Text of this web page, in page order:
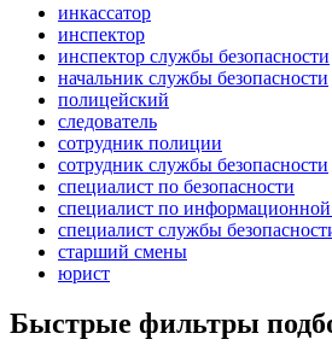
инкассатор
инспектор
инспектор службы безопасности
начальник службы безопасности
полицейский
следователь
сотрудник полиции
сотрудник службы безопасности
специалист по безопасности
специалист по информационной
специалист службы
старший смены
юрист
Быстрые фильтры